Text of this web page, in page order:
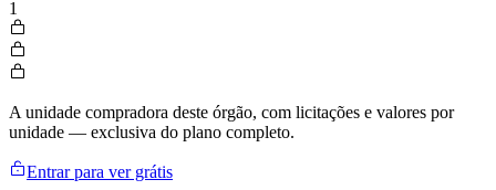
1
A unidade compradora deste órgão, com licitações e valores por
unidade — exclusiva do plano completo.
Entrar para ver grátis